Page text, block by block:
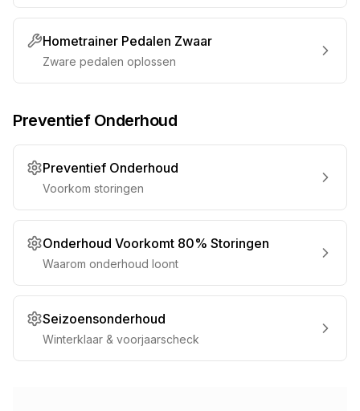
Hometrainer Pedalen Zwaar
Zware pedalen oplossen
Preventief Onderhoud
Preventief Onderhoud
Voorkom storingen
Onderhoud Voorkomt 80% Storingen
Waarom onderhoud loont
Seizoensonderhoud
Winterklaar & voorjaarscheck